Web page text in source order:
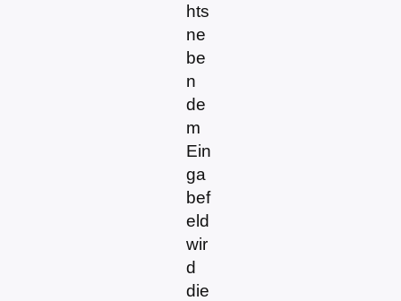
hts
ne
be
n
de
m
Ein
ga
bef
eld
wir
d
die